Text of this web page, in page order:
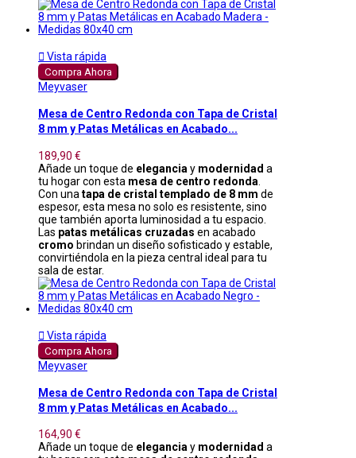
 Vista rápida
Compra Ahora
Meyvaser
Mesa de Centro Redonda con Tapa de Cristal
8 mm y Patas Metálicas en Acabado...
189,90 €
Añade un toque de elegancia y modernidad a
tu hogar con esta mesa de centro redonda
Con una tapa de cristal templado de 8 mm de
espesor, esta mesa no solo es resistente, sino
que también aporta luminosidad a tu espacio.
Las patas metálicas cruzadas en acabado
cromo brindan un diseño sofisticado y estable,
convirtiéndola en la pieza central ideal para tu
sala de estar.
 Vista rápida
Compra Ahora
Meyvaser
Mesa de Centro Redonda con Tapa de Cristal
8 mm y Patas Metálicas en Acabado...
164,90 €
Añade un toque de eleganciay modernidad a